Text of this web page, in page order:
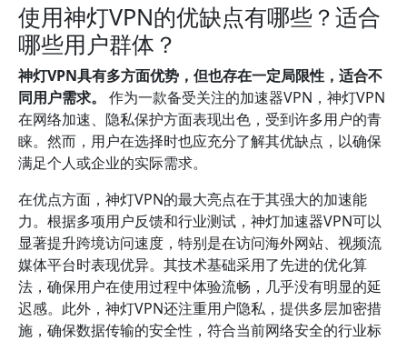
使用神灯VPN的优缺点有哪些？适合
哪些用户群体？
神灯VPN具有多方面优势，但也存在一定局限性，适合不
同用户需求。
作为一款备受关注的加速器VPN，神灯VPN
在网络加速、隐私保护方面表现出色，受到许多用户的青
睐。然而，用户在选择时也应充分了解其优缺点，以确保
满足个人或企业的实际需求。
在优点方面，神灯VPN的最大亮点在于其强大的加速能
力。根据多项用户反馈和行业测试，神灯加速器VPN可以
显著提升跨境访问速度，特别是在访问海外网站、视频流
媒体平台时表现优异。其技术基础采用了先进的优化算
法，确保用户在使用过程中体验流畅，几乎没有明显的延
迟感。此外，神灯VPN还注重用户隐私，提供多层加密措
施，确保数据传输的安全性，符合当前网络安全的行业标